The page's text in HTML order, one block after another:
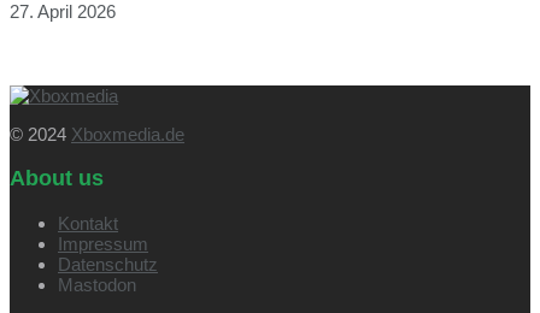
27. April 2026
© 2024 Xboxmedia.de
About us
Kontakt
Impressum
Datenschutz
Mastodon